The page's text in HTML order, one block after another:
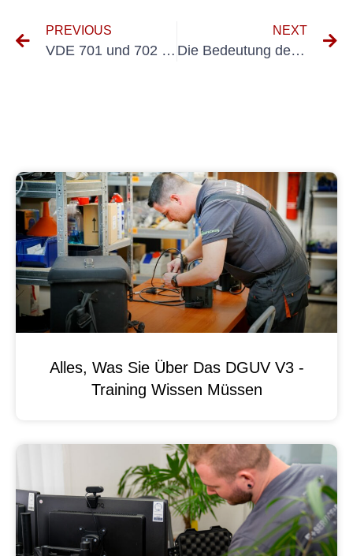
PREVIOUS
VDE 701 und 702 verstehen: Ein Leitfaden zur Einhaltung der elektrischen Sicherheit
NEXT
Die Bedeutung der Prüfung ortsveränderlicher Geräte: Wie viel kostet sie?
Alles, Was Sie Über Das DGUV V3 -
Training Wissen Müssen